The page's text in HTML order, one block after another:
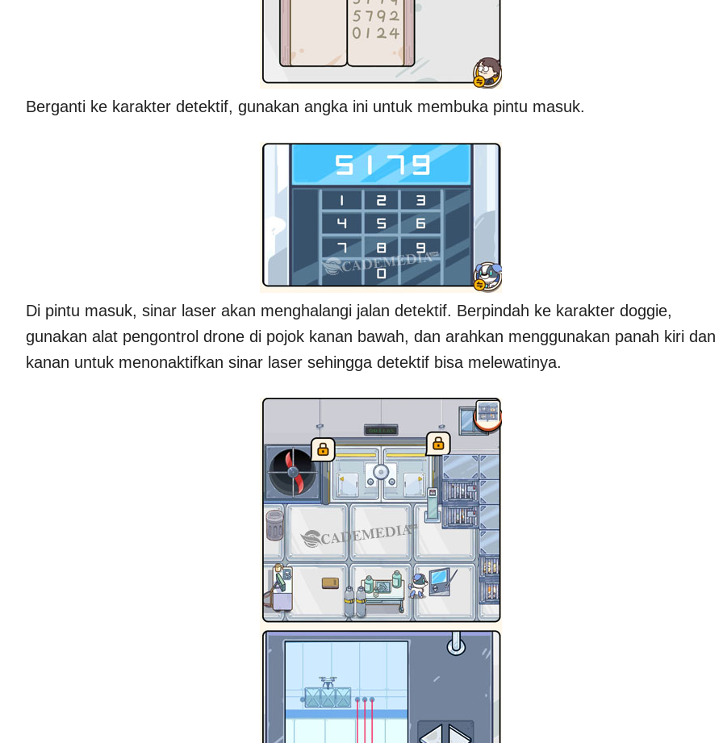
Berganti ke karakter detektif, gunakan angka ini untuk membuka pintu masuk.
Di pintu masuk, sinar laser akan menghalangi jalan detektif. Berpindah ke karakter doggie,
gunakan alat pengontrol drone di pojok kanan bawah, dan arahkan menggunakan panah kiri dan
kanan untuk menonaktifkan sinar laser sehingga detektif bisa melewatinya.